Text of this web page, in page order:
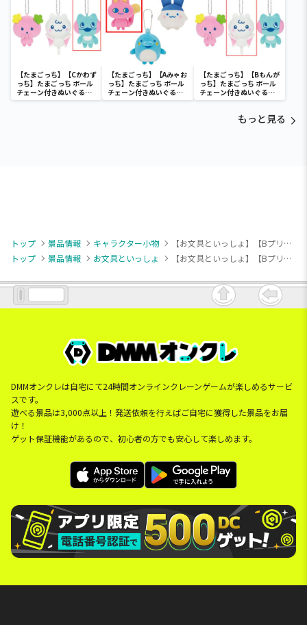
【たまごっち】【Cかわず
っち】たまごっち ボール
チェーン付きぬいぐるみ
～Tamagotchi
【たまごっち】【Aみゃお
っち】たまごっち ボール
チェーン付きぬいぐるみ
～Tamagotchi
【たまごっち】【Bもんが
っち】たまごっち ボール
チェーン付きぬいぐるみ
～Tamagotchi
もっと見る
トップ 景品情報 キャラクター小物
【お文具といっしょ】【Bプリンさん】お文具といっしょ パック入りフィギュア
トップ
景品情報 お文具といっしょ 【お文具といっしょ】【Bプリンさん】お文具といっしょ パック入りフィギュア
DMMオンクレは自宅にて24時間オンラインクレーンゲームが楽しめるサービ
スです。
遊べる景品は3,000点以上！発送依頼を行えばご自宅に獲得した景品をお届
け！
ゲット保証機能があるので、初心者の方でも安心して楽しめます。